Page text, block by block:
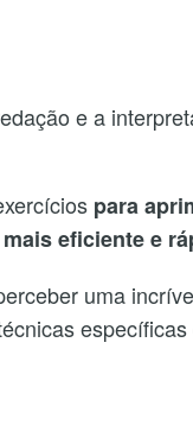
e a
para
eficiente e
uma